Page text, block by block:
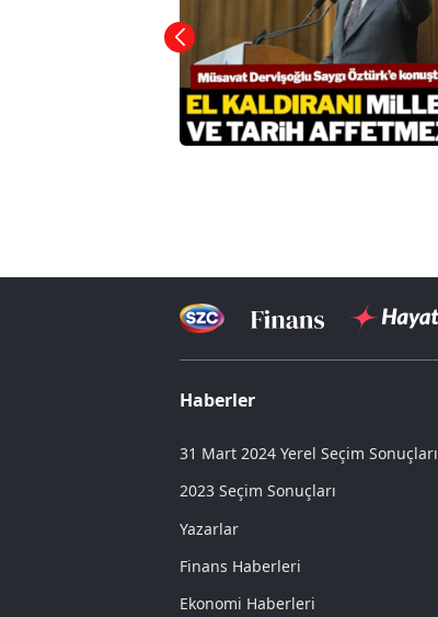
Haberler
31 Mart 2024 Yerel Seçim Sonuçları
2023 Seçim Sonuçları
Yazarlar
Finans Haberleri
Ekonomi Haberleri